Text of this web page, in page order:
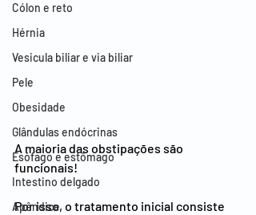
Cólon e reto
Hérnia
Vesicula biliar e via biliar
Pele
Obesidade
Glândulas endócrinas
Esófago e estômago
Intestino delgado
Apêndice
A maioria das obstipações são
funcionais!
Por isso, o tratamento inicial consiste